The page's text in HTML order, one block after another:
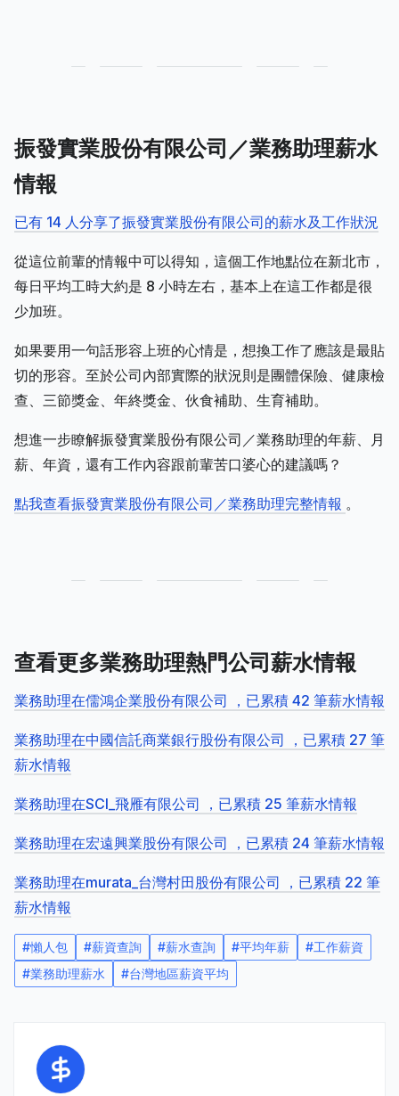
振發實業股份有限公司／業務助理薪水
情報
已有 14 人分享了振發實業股份有限公司的薪水及工作狀況
從這位前輩的情報中可以得知，這個工作地點位在新北市，
每日平均工時大約是 8 小時左右，基本上在這工作都是很
少加班。
如果要用一句話形容上班的心情是，想換工作了應該是最貼
切的形容。至於公司內部實際的狀況則是團體保險、健康檢
查、三節獎金、年終獎金、伙食補助、生育補助。
想進一步瞭解振發實業股份有限公司／業務助理的年薪、月
薪、年資，還有工作內容跟前輩苦口婆心的建議嗎？
點我查看振發實業股份有限公司／業務助理完整情報 。
查看更多業務助理熱門公司薪水情報
業務助理在儒鴻企業股份有限公司 ，已累積 42 筆薪水情報
業務助理在中國信託商業銀行股份有限公司 ，已累積 27 筆
薪水情報
業務助理在SCI_飛雁有限公司 ，已累積 25 筆薪水情報
業務助理在宏遠興業股份有限公司 ，已累積 24 筆薪水情報
業務助理在murata_台灣村田股份有限公司 ，已累積 22 筆
薪水情報
#懶人包 #薪資查詢 #薪水查詢 #平均年薪 #工作薪資
#業務助理薪水 #台灣地區薪資平均